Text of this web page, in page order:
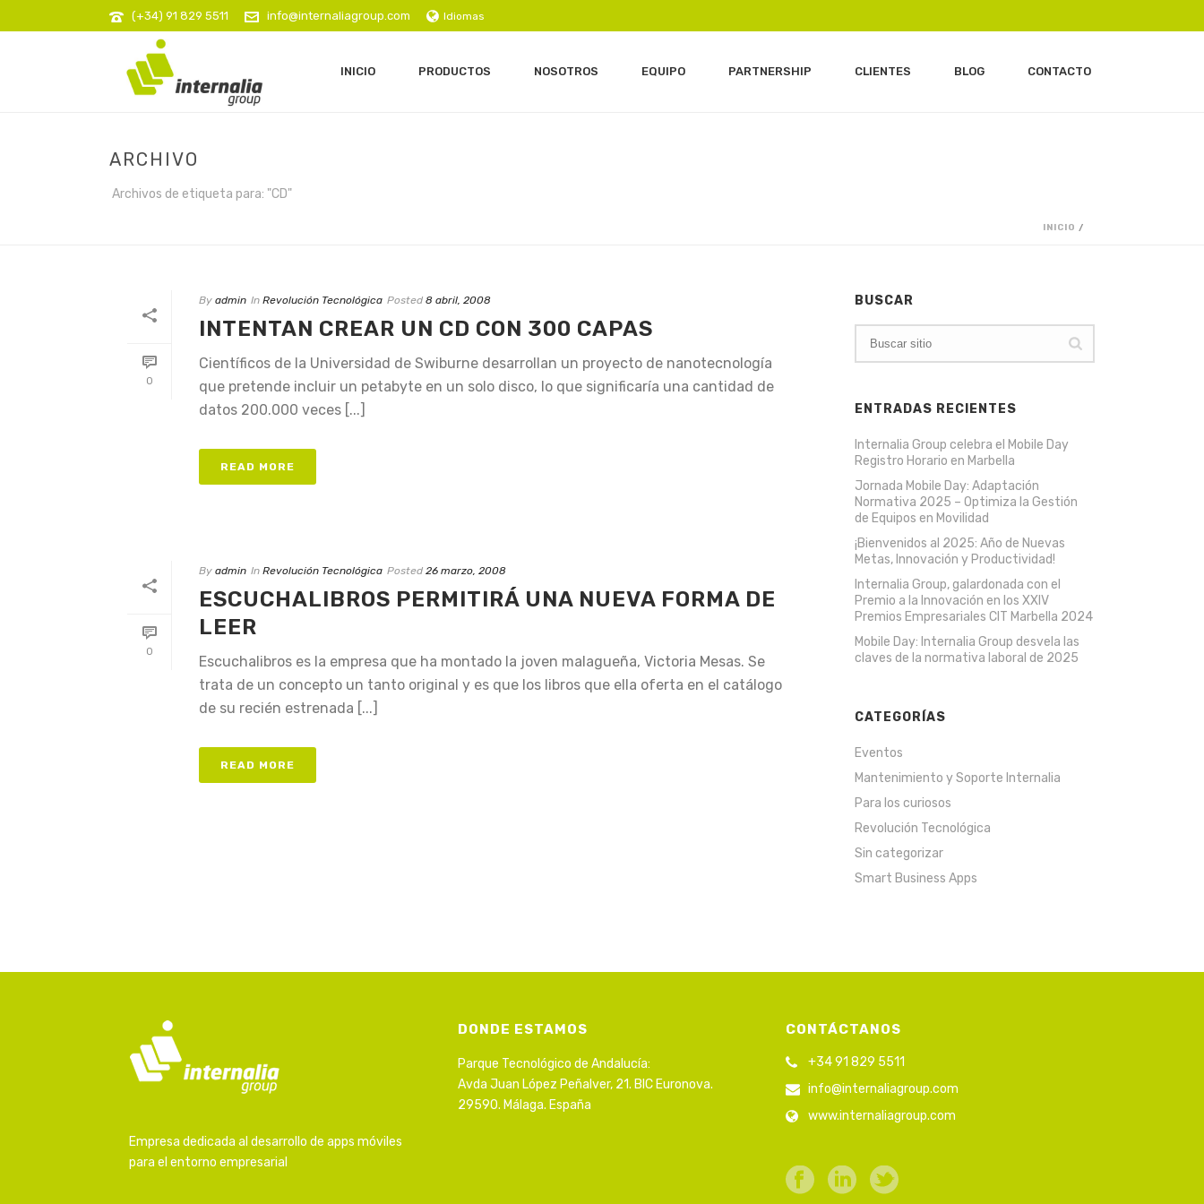
(+34) 91 829 5511 info@internaliagroup.com Idiomas
INICIO PRODUCTOS NOSOTROS EQUIPO PARTNERSHIP CLIENTES BLOG CONTACTO
ARCHIVO
Archivos de etiqueta para: "CD"
INICIO /
0
By admin In Revolución Tecnológica Posted 8 abril, 2008
INTENTAN CREAR UN CD CON 300 CAPAS
Científicos de la Universidad de Swiburne desarrollan un proyecto de nanotecnología
que pretende incluir un petabyte en un solo disco, lo que significaría una cantidad de
datos 200.000 veces [...]
READ MORE
0
By admin In Revolución Tecnológica Posted 26 marzo, 2008
ESCUCHALIBROS PERMITIRÁ UNA NUEVA FORMA DE
LEER
Escuchalibros es la empresa que ha montado la joven malagueña, Victoria Mesas. Se
trata de un concepto un tanto original y es que los libros que ella oferta en el catálogo
de su recién estrenada [...]
READ MORE
BUSCAR
ENTRADAS RECIENTES
Internalia Group celebra el Mobile Day
Registro Horario en Marbella
Jornada Mobile Day: Adaptación
Normativa 2025 – Optimiza la Gestión
de Equipos en Movilidad
¡Bienvenidos al 2025: Año de Nuevas
Metas, Innovación y Productividad!
Internalia Group, galardonada con el
Premio a la Innovación en los XXIV
Premios Empresariales CIT Marbella 2024
Mobile Day: Internalia Group desvela las
claves de la normativa laboral de 2025
CATEGORÍAS
Eventos
Mantenimiento y Soporte Internalia
Para los curiosos
Revolución Tecnológica
Sin categorizar
Smart Business Apps
Empresa dedicada al desarrollo de apps móviles
para el entorno empresarial
DONDE ESTAMOS
Parque Tecnológico de Andalucía:
Avda Juan López Peñalver, 21. BIC Euronova.
29590. Málaga. España
CONTÁCTANOS
+34 91 829 5511
info@internaliagroup.com
www.internaliagroup.com